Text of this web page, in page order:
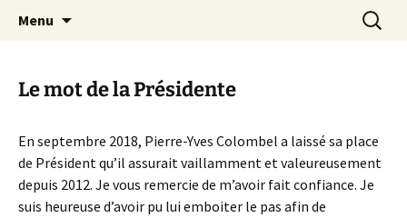
AIP Paris 14 – Association
Indépendante des Parents
d'élèves depuis 1981
Agit – s'Investit – Participe au service des
enfants du secteur scolaire Dolent-Arago-
Menu
Le mot de la Présidente
En septembre 2018, Pierre-Yves Colombel a laissé sa place
de Président qu’il assurait vaillamment et valeureusement
depuis 2012. Je vous remercie de m’avoir fait confiance. Je
suis heureuse d’avoir pu lui emboiter le pas afin de